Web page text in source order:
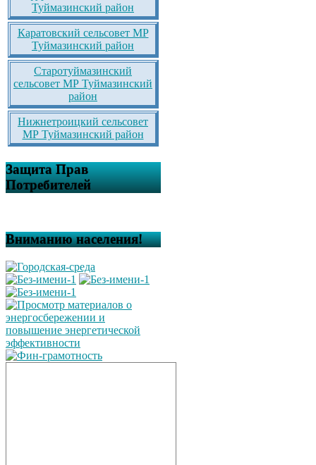
Туймазинский район
Каратовский сельсовет МР
Туймазинский район
Старотуймазинский
сельсовет МР Туймазинский
район
Нижнетроицкий сельсовет
МР Туймазинский район
Защита Прав
Потребителей
Вниманию населения!